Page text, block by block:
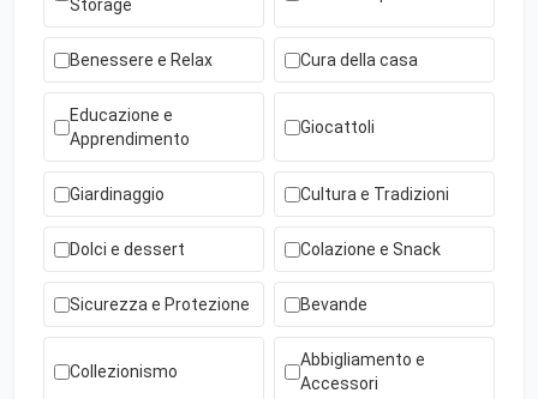
Storage
Benessere e Relax Cura della casa
Educazione e
Apprendimento
Giocattoli
Giardinaggio Cultura e Tradizioni
Dolci e dessert Colazione e Snack
Sicurezza e Protezione Bevande
Collezionismo
Abbigliamento e
Accessori